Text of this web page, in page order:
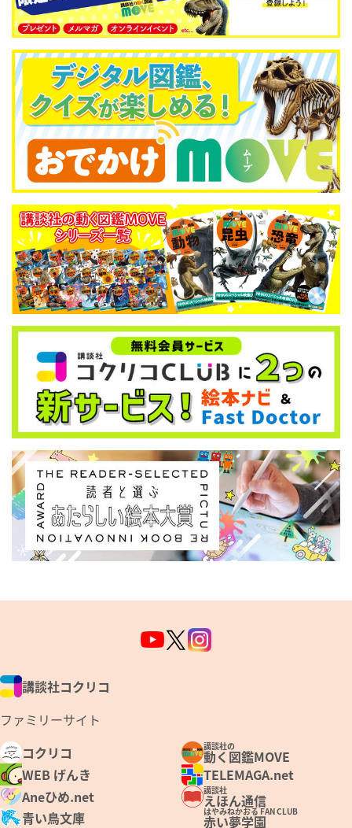
講談社コクリコ
ファミリーサイト
コクリコ
講談社の
動く図鑑MOVE
WEB げんき
TELEMAGA.net
Aneひめ.net
講談社
えほん通信
青い鳥文庫
はやみねかおる FAN CLUB
赤い夢学園